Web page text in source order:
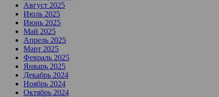
Август 2025
Июль 2025
Июнь 2025
Май 2025
Апрель 2025
Март 2025
Февраль 2025
Январь 2025
Декабрь 2024
Ноябрь 2024
Октябрь 2024